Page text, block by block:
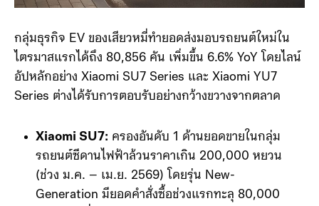
กลุ่มธุรกิจ EV ของเสียวหมี่ทำยอดส่งมอบรถยนต์ใหม่ใน
ไตรมาสแรกได้ถึง 80,856 คัน เพิ่มขึ้น 6.6% YoY โดยไลน์
Series ต่างได้รับการตอบรับอย่างกว้างขวางจากตลาด
Xiaomi SU7:ครองอันดับ 1 ด้านยอดขายในกลุ่ม
รถยนต์ซีดานไฟฟ้าล้วนราคาเกิน 200,000 หยวน